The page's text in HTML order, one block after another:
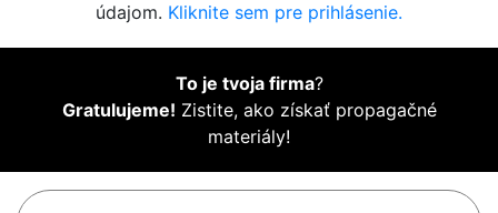
údajom. Kliknite sem pre prihlásenie.
To je tvoja firma?
Gratulujeme! Zistite, ako získať propagačné
materiály!